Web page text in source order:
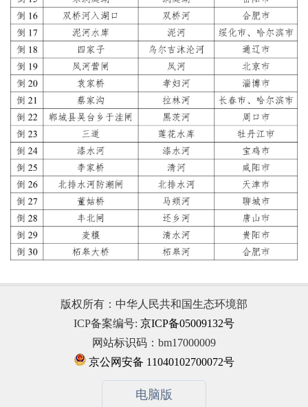
版权所有：中华人民共和国生态环境部
ICP备案编号: 京ICP备05009132号
网站标识码：bm17000009
京公网安备 11040102700072号
电脑版